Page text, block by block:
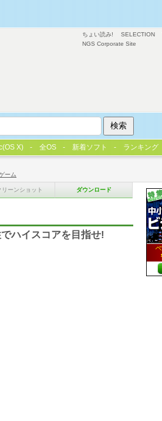
ーム
リーンショット ダウンロード
ハイスコアを目指せ!
ちょい読み! SELECTION
NGS Corporate Site
X) 全OS 新着ソフト ランキング